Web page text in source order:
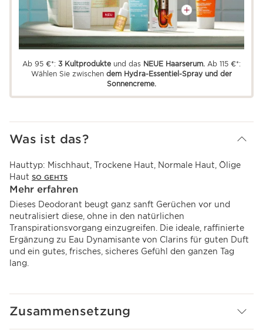
Ab 95 €*: 3 Kultprodukteund das NEUE Haarserum.
Ab 115 €*:
Wählen Sie zwischendem Hydra-Essentiel-Spray und der
Sonnencreme.
Was ist das?
Hauttyp: Mischhaut, Trockene Haut, Normale Haut, Ölige
Haut SO GEHTS
Mehr erfahren
Dieses Deodorant beugt ganz sanft Gerüchen vor und
neutralisiert diese, ohne in den natürlichen
Transpirationsvorgang einzugreifen. Die ideale, raffinierte
Ergänzung zu Eau Dynamisante von Clarins für guten Duft
und ein gutes, frisches, sicheres Gefühl den ganzen Tag
lang.
Zusammensetzung